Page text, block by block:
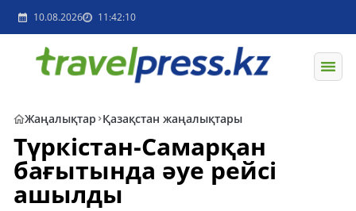
10.08.2026 11:42:10
Жаңалықтар Қазақстан жаңалықтары
Түркістан-Самарқан
бағытында әуе рейсі
ашылды